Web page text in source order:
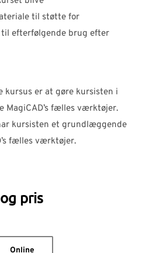
til støtte for
efterfølgende brug efter
kursus er at gøre kursisten i
MagiCAD’s fælles værktøjer.
kursisten et grundlæggende
fælles værktøjer.
pris
Online